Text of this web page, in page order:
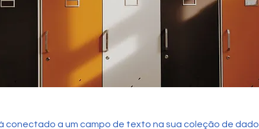
conectado a um campo de texto na sua coleção de